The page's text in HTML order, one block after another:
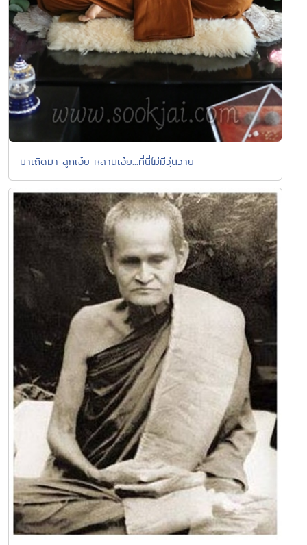
มาเถิดมา ลูกเอ๋ย หลานเอ๋ย...ที่นี่ไม่มีวุ่นวาย